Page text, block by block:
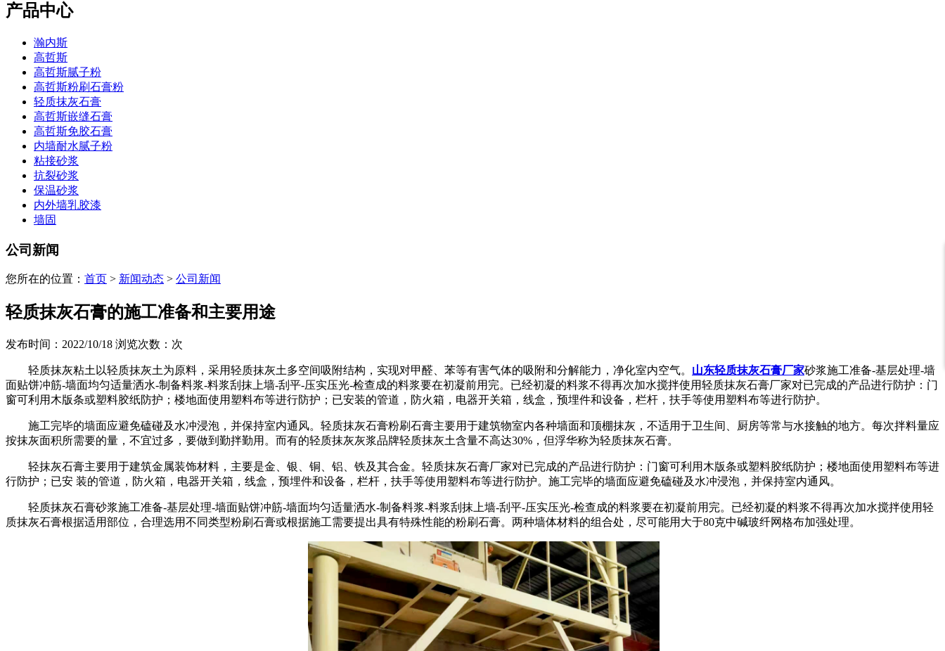
产品中心
瀚内斯
高哲斯
高哲斯腻子粉
高哲斯粉刷石膏粉
轻质抹灰石膏
高哲斯嵌缝石膏
高哲斯免胶石膏
内墙耐水腻子粉
粘接砂浆
抗裂砂浆
保温砂浆
内外墙乳胶漆
墙固
公司新闻
您所在的位置： 首页 > 新闻动态 > 公司新闻
轻质抹灰石膏的施工准备和主要用途
发布时间：2022/10/18 浏览次数： 次
轻质抹灰粘土以轻质抹灰土为原料，采用轻质抹灰土多空间吸附结构，实现对甲醛、苯等有害气体的吸附和分解能力，净化室内空气。 山东轻质抹灰石膏厂家砂浆施工准备-基层处理-墙
面贴饼冲筋-墙面均匀适量洒水-制备料浆-料浆刮抹上墙-刮平-压实压光-检查成的料浆要在初凝前用完。已经初凝的料浆不得再次加水搅拌使用轻质抹灰石膏厂家对已完成的产品进行防护：门
窗可利用木版条或塑料胶纸防护；楼地面使用塑料布等进行防护；已安装的管道，防火箱，电器开关箱，线盒，预埋件和设备，栏杆，扶手等使用塑料布等进行防护。
施工完毕的墙面应避免磕碰及水冲浸泡，并保持室内通风。轻质抹灰石膏粉刷石膏主要用于建筑物室内各种墙面和顶棚抹灰，不适用于卫生间、厨房等常与水接触的地方。每次拌料量应
按抹灰面积所需要的量，不宜过多，要做到勤拌勤用。而有的轻质抹灰灰浆品牌轻质抹灰土含量不高达30%，但浮华称为轻质抹灰石膏。
轻抹灰石膏主要用于建筑金属装饰材料，主要是金、银、铜、铝、铁及其合金。轻质抹灰石膏厂家对已完成的产品进行防护：门窗可利用木版条或塑料胶纸防护；楼地面使用塑料布等进
行防护；已安 装的管道，防火箱，电器开关箱，线盒，预埋件和设备，栏杆，扶手等使用塑料布等进行防护。施工完毕的墙面应避免磕碰及水冲浸泡，并保持室内通风。
轻质抹灰石膏砂浆施工准备-基层处理-墙面贴饼冲筋-墙面均匀适量洒水-制备料浆-料浆刮抹上墙-刮平-压实压光-检查成的料浆要在初凝前用完。已经初凝的料浆不得再次加水搅拌使用轻
质抹灰石膏根据适用部位，合理选用不同类型粉刷石膏或根据施工需要提出具有特殊性能的粉刷石膏。两种墙体材料的组合处，尽可能用大于80克中碱玻纤网格布加强处理。